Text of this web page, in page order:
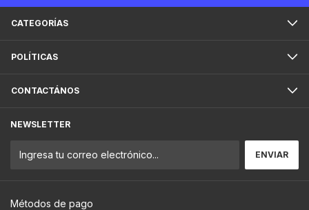
CATEGORÍAS
POLÍTICAS
CONTACTÁNOS
NEWSLETTER
Métodos de pago